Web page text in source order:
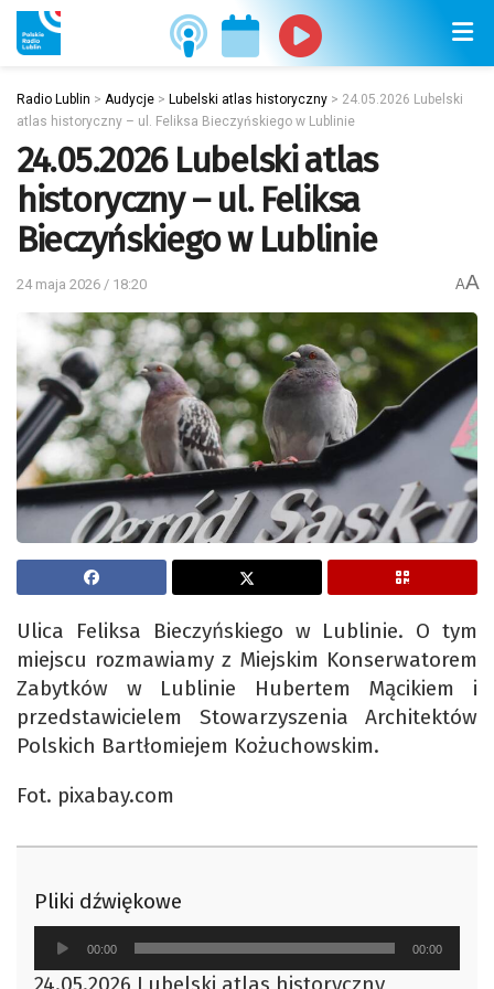
Radio Lublin > Audycje > Lubelski atlas historyczny > 24.05.2026 Lubelski
atlas historyczny – ul. Feliksa Bieczyńskiego w Lublinie
24.05.2026 Lubelski atlas
historyczny – ul. Feliksa
Bieczyńskiego w Lublinie
24 maja 2026 / 18:20 AA
Ulica Feliksa Bieczyńskiego w Lublinie. O tym
miejscu rozmawiamy z Miejskim Konserwatorem
Zabytków w Lublinie Hubertem Mącikiem i
przedstawicielem Stowarzyszenia Architektów
Polskich Bartłomiejem Kożuchowskim.
Fot. pixabay.com
Pliki dźwiękowe
Odtwarzacz
plików
00:00 00:00